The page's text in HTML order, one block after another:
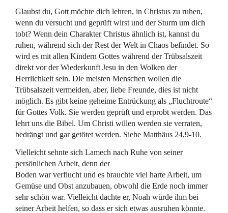
Glaubst du, Gott möchte dich lehren, in Christus zu ruhen,
wenn du versucht und geprüft wirst und der Sturm um dich
tobt? Wenn dein Charakter Christus ähnlich ist, kannst du
ruhen, während sich der Rest der Welt in Chaos befindet. So
wird es mit allen Kindern Gottes während der Trübsalszeit
direkt vor der Wiederkunft Jesu in den Wolken der
Herrlichkeit sein. Die meisten Menschen wollen die
Trübsalszeit vermeiden, aber, liebe Freunde, dies ist nicht
möglich. Es gibt keine geheime Entrückung als „Fluchtroute“
für Gottes Volk. Sie werden geprüft und erprobt werden. Das
lehrt uns die Bibel. Um Christi willen werden sie verraten,
bedrängt und gar getötet werden. Siehe Matthäus 24,9-10.
Vielleicht sehnte sich Lamech nach Ruhe von seiner
persönlichen Arbeit, denn der
Boden war verflucht und es brauchte viel harte Arbeit, um
Gemüse und Obst anzubauen, obwohl die Erde noch immer
sehr schön war. Vielleicht dachte er, Noah würde ihm bei
seiner Arbeit helfen, so dass er sich etwas ausruhen könnte.